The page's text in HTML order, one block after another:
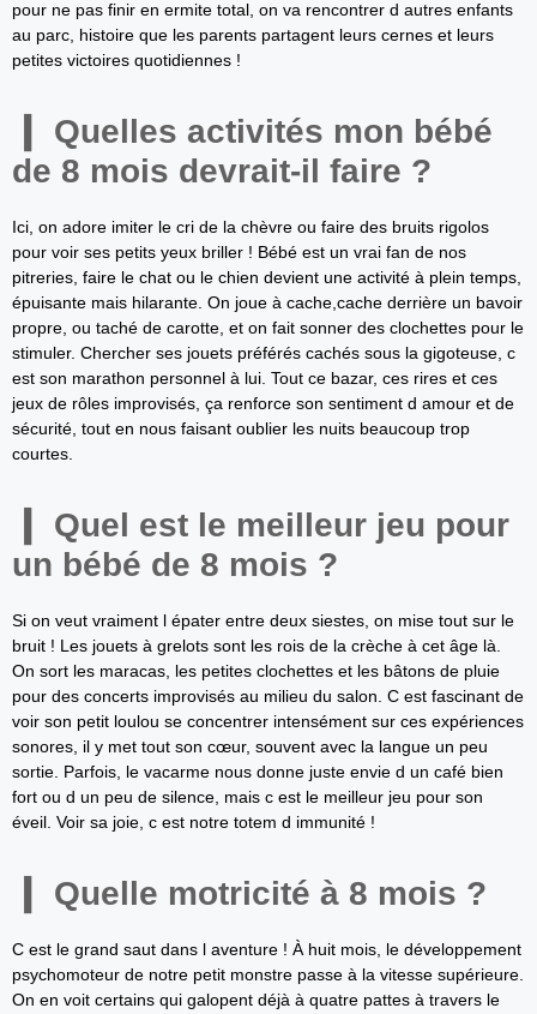
pour ne pas finir en ermite total, on va rencontrer d autres enfants
au parc, histoire que les parents partagent leurs cernes et leurs
petites victoires quotidiennes !
Quelles activités mon bébé
de 8 mois devrait-il faire ?
Ici, on adore imiter le cri de la chèvre ou faire des bruits rigolos
pour voir ses petits yeux briller ! Bébé est un vrai fan de nos
pitreries, faire le chat ou le chien devient une activité à plein temps,
épuisante mais hilarante. On joue à cache,cache derrière un bavoir
propre, ou taché de carotte, et on fait sonner des clochettes pour le
stimuler. Chercher ses jouets préférés cachés sous la gigoteuse, c
est son marathon personnel à lui. Tout ce bazar, ces rires et ces
jeux de rôles improvisés, ça renforce son sentiment d amour et de
sécurité, tout en nous faisant oublier les nuits beaucoup trop
courtes.
Quel est le meilleur jeu pour
un bébé de 8 mois ?
Si on veut vraiment l épater entre deux siestes, on mise tout sur le
bruit ! Les jouets à grelots sont les rois de la crèche à cet âge là.
On sort les maracas, les petites clochettes et les bâtons de pluie
pour des concerts improvisés au milieu du salon. C est fascinant de
voir son petit loulou se concentrer intensément sur ces expériences
sonores, il y met tout son cœur, souvent avec la langue un peu
sortie. Parfois, le vacarme nous donne juste envie d un café bien
fort ou d un peu de silence, mais c est le meilleur jeu pour son
éveil. Voir sa joie, c est notre totem d immunité !
Quelle motricité à 8 mois ?
C est le grand saut dans l aventure ! À huit mois, le développement
psychomoteur de notre petit monstre passe à la vitesse supérieure.
On en voit certains qui galopent déjà à quatre pattes à travers le